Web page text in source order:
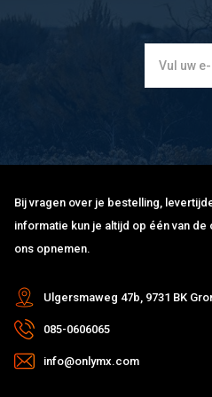
Bij vragen over je bestelling,
informatie kun je altijd op één van
ons opnemen.
Ulgersmaweg 47b, 9731 BK
085-0606065
info@onlymx.com